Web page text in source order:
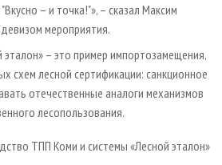
– и точка!"», – сказал Максим
мероприятия.
эталон» – это пример импортозамещения,
схем лесной сертификации: санкционное
отечественные аналоги механизмов
лесопользования.
ТПП Коми и системы «Лесной эталон»